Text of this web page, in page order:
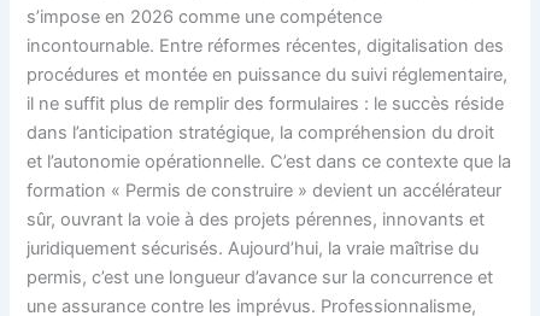
s’impose en 2026 comme une compétence
incontournable. Entre réformes récentes, digitalisation des
procédures et montée en puissance du suivi réglementaire,
il ne suffit plus de remplir des formulaires : le succès réside
dans l’anticipation stratégique, la compréhension du droit
et l’autonomie opérationnelle. C’est dans ce contexte que la
formation « Permis de construire » devient un accélérateur
sûr, ouvrant la voie à des projets pérennes, innovants et
juridiquement sécurisés. Aujourd’hui, la vraie maîtrise du
permis, c’est une longueur d’avance sur la concurrence et
une assurance contre les imprévus. Professionnalisme,